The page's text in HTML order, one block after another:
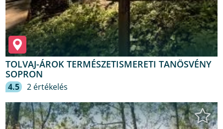
TOLVAJ-ÁROK TERMÉSZETISMERETI TANÖSVÉNY
SOPRON
4.5 2 értékelés